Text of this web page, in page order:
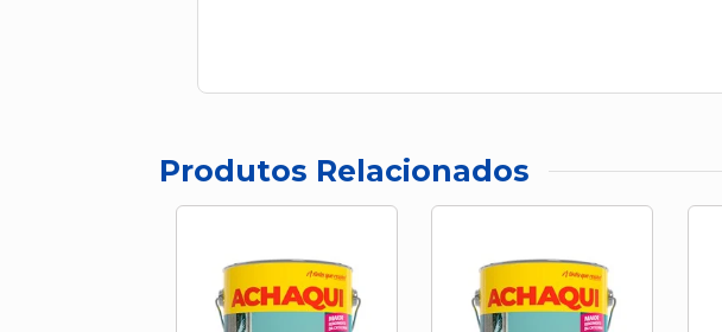
Produtos Relacionados